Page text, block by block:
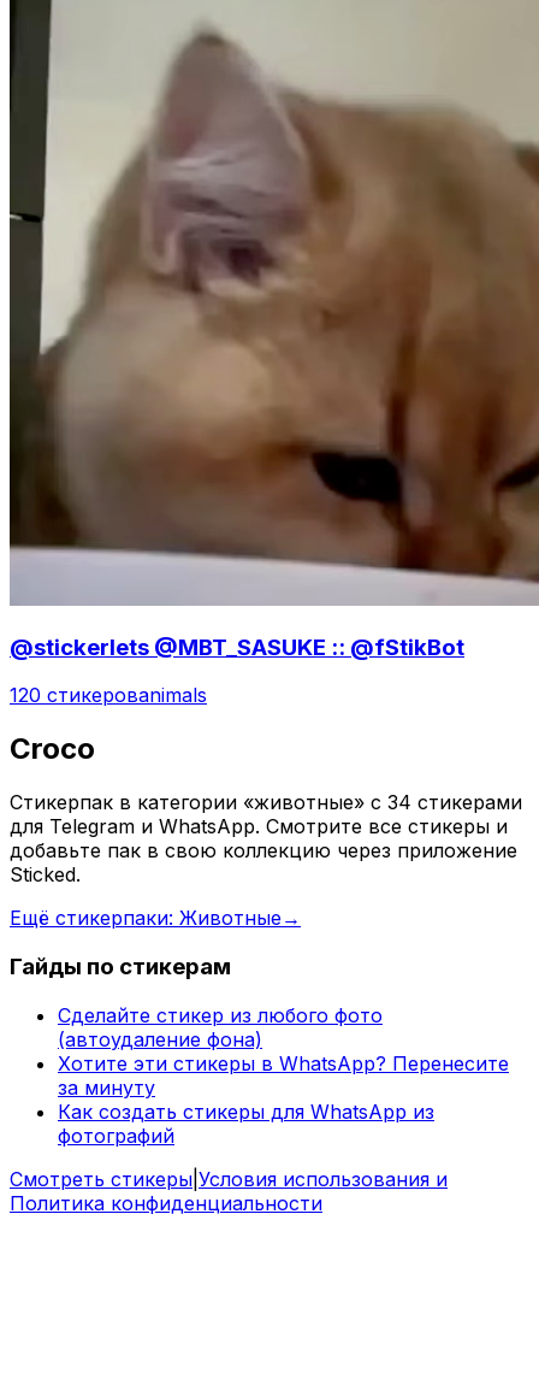
@stickerlets @MBT_SASUKE :: @fStikBot
120 стикеровanimals
Croco
Стикерпак в категории «животные» с 34 стикерами
для Telegram и WhatsApp. Смотрите все стикеры и
добавьте пак в свою коллекцию через приложение
Sticked.
Ещё стикерпаки: Животные→
Гайды по стикерам
Сделайте стикер из любого фото
(автоудаление фона)
Хотите эти стикеры в WhatsApp? Перенесите
за минуту
Как создать стикеры для WhatsApp из
фотографий
Смотреть стикеры Условия использования и
Политика конфиденциальности